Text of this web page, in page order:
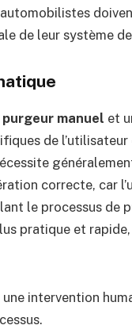
de leur système
purgeur manuel et
de
correcte, car
le processus de
pratique et
intervention